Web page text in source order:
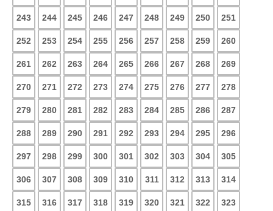
243 244 245 246 247 248 249 250 251
252 253 254 255 256 257 258 259 260
261 262 263 264 265 266 267 268 269
270 271 272 273 274 275 276 277 278
279 280 281 282 283 284 285 286 287
288 289 290 291 292 293 294 295 296
297 298 299 300 301 302 303 304 305
306 307 308 309 310 311 312 313 314
315 316 317 318 319 320 321 322 323